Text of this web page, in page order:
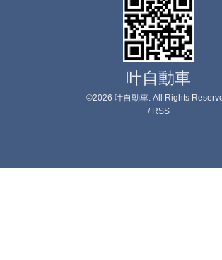
叶自動車
©2026 叶自動車. All Rights
/ RSS